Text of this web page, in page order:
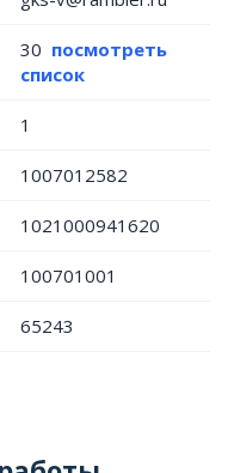
30 посмотреть
список
1
1007012582
1021000941620
100701001
65243